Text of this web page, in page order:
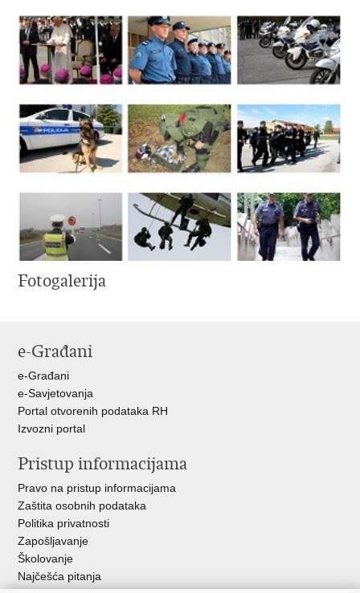
Fotogalerija
e-Građani
e-Građani
e-Savjetovanja
Portal otvorenih podataka RH
Izvozni portal
Pristup informacijama
Pravo na pristup informacijama
Zaštita osobnih podataka
Politika privatnosti
Zapošljavanje
Školovanje
Najčešća pitanja